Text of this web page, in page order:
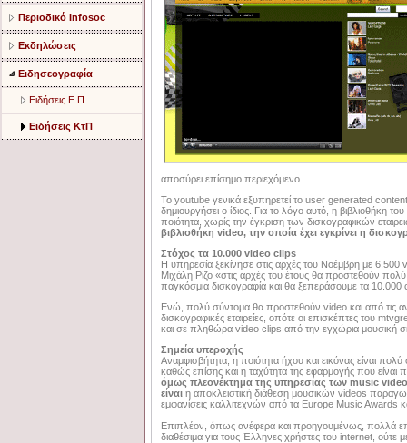
Περιοδικό Infosoc
Εκδηλώσεις
Ειδησεογραφία
Ειδήσεις Ε.Π.
Ειδήσεις ΚτΠ
αποσύρει επίσημο περιεχόμενο.
Το youtube γενικά εξυπηρετεί το user generated
δημιουργήσει ο ίδιος. Για το λόγο αυτό, η
ποιότητα, χωρίς την έγκριση των δισκογραφικών
βιβλιοθήκη video, την οποία έχει εγκρίνει η
Στόχος τα 10.000 video clips
Η υπηρεσία ξεκίνησε στις αρχές του Νοέμβρη με
Μιχάλη Ρίζο «στις αρχές του έτους θα προστεθούν πολύ
παγκόσμια δισκογραφία και θα ξεπεράσουμε τα 10.000
Ενώ, πολύ σύντομα θα προστεθούν video και από τις
δισκογραφικές εταιρείες, οπότε οι επισκέπτες του
και σε πληθώρα video clips από την εγχώρια μουσική
Σημεία υπεροχής
Αναμφισβήτητα, η ποιότητα ήχου και εικόνας είναι
καθώς επίσης και η ταχύτητα της εφαρμογής που είναι
όμως πλεονέκτημα της υπηρεσίας των music
είναι η αποκλειστική διάθεση μουσικών videos
εμφανίσεις καλλιτεχνών από τα Europe Music Awards
Επιπλέον, όπως ανέφερα και προηγουμένως, πολλά
διαθέσιμα για τους Έλληνες χρήστες του internet,